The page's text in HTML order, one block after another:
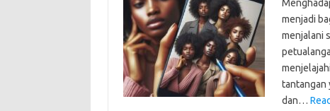
menjadi
menjalani
tantangan
dan…